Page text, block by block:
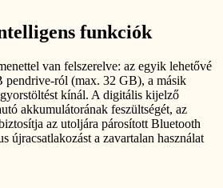
funkciók
van felszerelve: az egyik lehetővé
pendrive-ról (max. 32 GB), a másik
kínál. A digitális kijelző
akkumulátorának feszültségét, az
az utoljára párosított Bluetooth
újracsatlakozást a zavartalan használat